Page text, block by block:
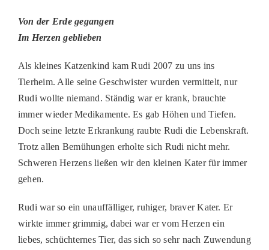
MITMACHEN
FÖRDERN & VERERBEN
KOOPERATIONEN
4KIDS
TIERHEIMTIERE
TIERHEIME
PATENSCHAFTEN
Von der Erde gegangen
Im Herzen geblieben
Als kleines Katzenkind kam Rudi 2007 zu uns ins
Tierheim. Alle seine Geschwister wurden vermittelt, nur
Rudi wollte niemand. Ständig war er krank, brauchte
immer wieder Medikamente. Es gab Höhen und Tiefen.
Doch seine letzte Erkrankung raubte Rudi die Lebenskraft.
Trotz allen Bemühungen erholte sich Rudi nicht mehr.
Schweren Herzens ließen wir den kleinen Kater für immer
gehen.
Rudi war so ein unauffälliger, ruhiger, braver Kater. Er
wirkte immer grimmig, dabei war er vom Herzen ein
liebes, schüchternes Tier, das sich so sehr nach Zuwendung